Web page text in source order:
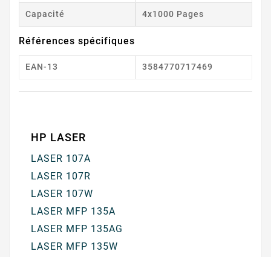
Capacité 4x1000 Pages
Références spécifiques
EAN-13 3584770717469
HP LASER
LASER 107A
LASER 107R
LASER 107W
LASER MFP 135A
LASER MFP 135AG
LASER MFP 135W